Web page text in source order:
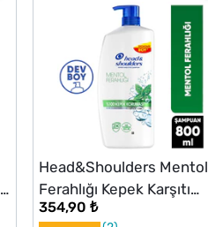
Head&Shoulders Mentol
Ferahlığı Kepek Karşıtı
Şampuan 800 ml
354,90 ₺